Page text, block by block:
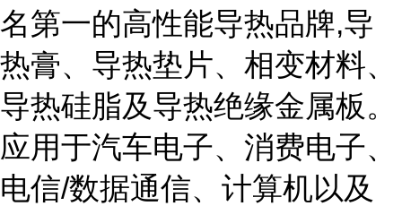
名第一的高性能导热品牌,导
热膏、导热垫片、相变材料、
导热硅脂及导热绝缘金属板。
应用于汽车电子、消费电子、
电信/数据通信、计算机以及